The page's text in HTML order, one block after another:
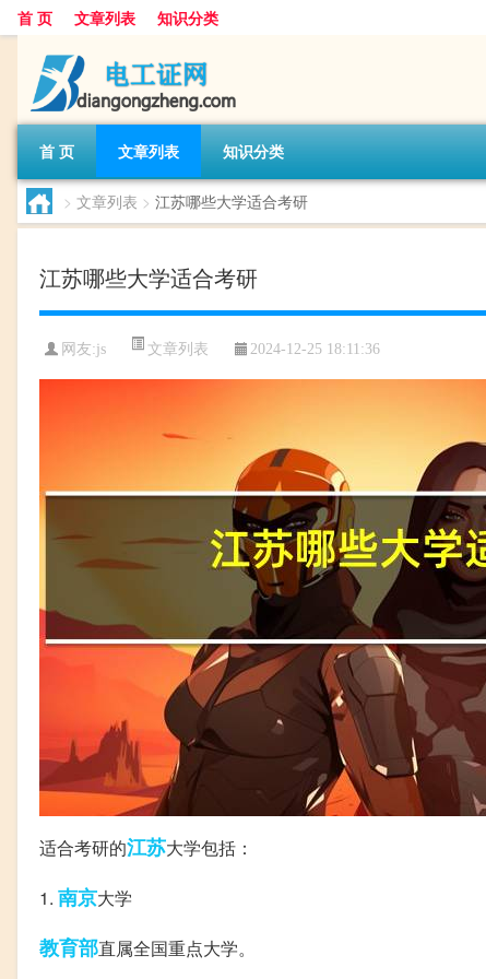
首 页 文章列表 知识分类
首 页 文章列表 知识分类
> 文章列表 > 江苏哪些大学适合考研
江苏哪些大学适合考研
网友:js 文章列表 2024-12-25 18:11:36
适合考研的江苏大学包括：
1. 南京大学
教育部直属全国重点大学。